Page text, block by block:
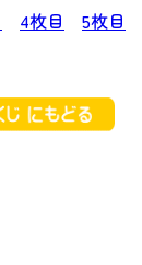
4枚目 5枚目